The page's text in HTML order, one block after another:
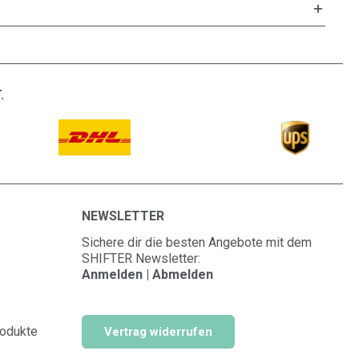
NEWSLETTER
Sichere dir die besten Angebote mit dem
SHIFTER Newsletter:
Anmelden | Abmelden
Vertrag widerrufen